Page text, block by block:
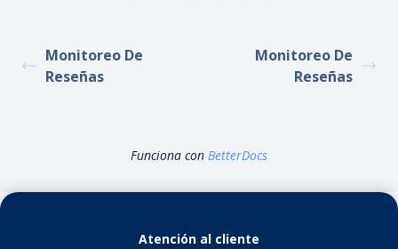
Monitoreo De
Reseñas
Monitoreo De
Reseñas
Funciona con BetterDocs
Atención al cliente